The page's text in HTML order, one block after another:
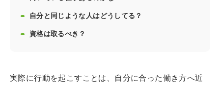
自分と同じような人はどうしてる？
資格は取るべき？
実際に行動を起こすことは、自分に合った働き方へ近